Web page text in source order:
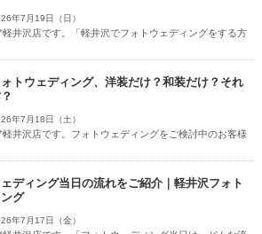
年7月19日（日）
井沢店です。「軽井沢でフォトウェディングをする方
トウェディング、洋装だけ？和装だけ？それ
年7月18日（土）
井沢店です。フォトウェディングをご検討中のお客様
ディング当日の流れをご紹介｜軽井沢フォト
グ
年7月17日（金）